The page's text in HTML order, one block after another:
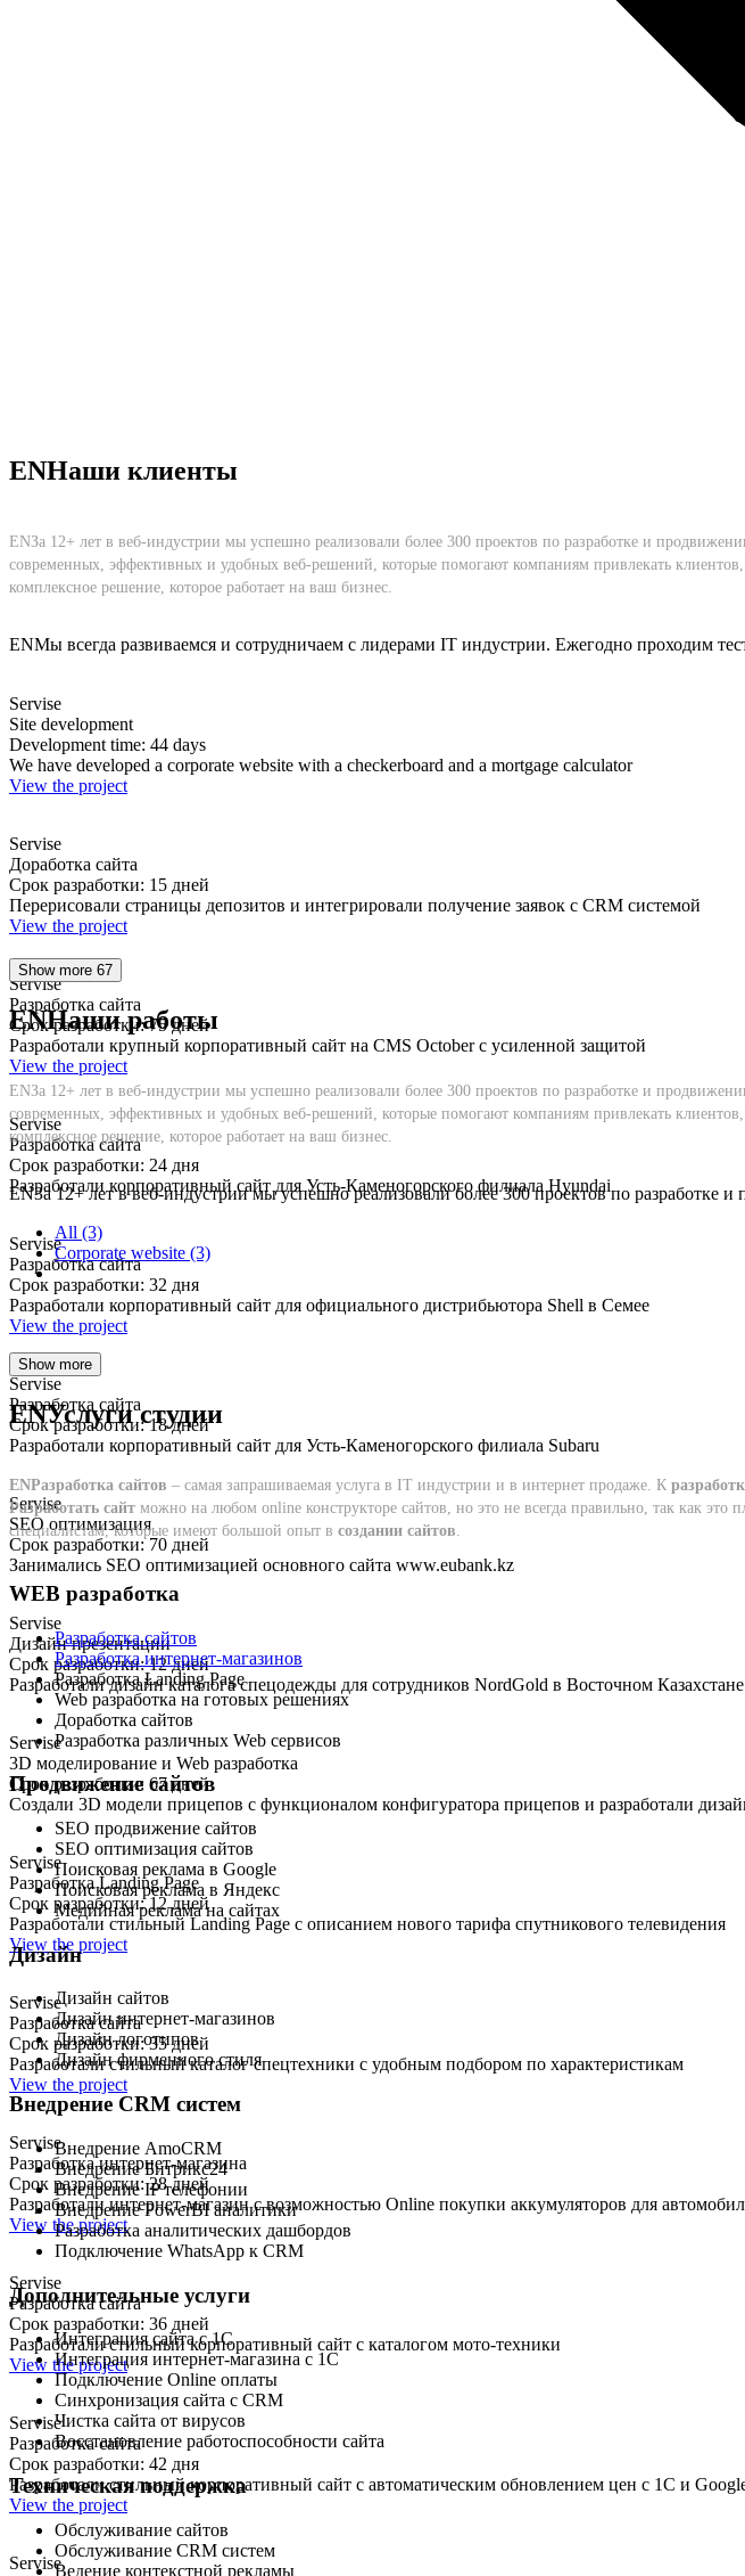
ENНаши клиенты
ENЗа 12+ лет в веб-индустрии мы успешно реализовали более 300 проектов по разработке и
современных, эффективных и удобных веб-решений, которые помогают компаниям привлекать
комплексное решение, которое работает на ваш бизнес.
ENМы всегда развиваемся и сотрудничаем с лидерами IT индустрии. Ежегодно проходим
Servise
Site development
Development time: 44 days
We have developed a corporate website with a checkerboard and a mortgage calculator
View the project
Servise
Доработка сайта
Срок разработки: 15 дней
Перерисовали страницы депозитов и интегрировали получение заявок с CRM системой
View the project
Servise
Разработка сайта
Срок разработки: 75 дней
Разработали крупный корпоративный сайт на CMS October с усиленной защитой
View the project
Servise
Разработка сайта
Срок разработки: 24 дня
Разработали корпоративный сайт для Усть-Каменогорского филиала Hyundai
Servise
Разработка сайта
Срок разработки: 32 дня
Разработали корпоративный сайт для официального дистрибьютора Shell в Семее
View the project
Servise
Разработка сайта
Срок разработки: 18 дней
Разработали корпоративный сайт для Усть-Каменогорского филиала Subaru
Servise
SEO оптимизация
Срок разработки: 70 дней
Занимались SEO оптимизацией основного сайта www.eubank.kz
Servise
Дизайн презентации
Срок разработки: 12 дней
Разработали дизайн каталога спецодежды для сотрудников NordGold в Восточном Казахстане
Servise
3D моделирование и Web разработка
Срок разработки: 67 дней
Создали 3D модели прицепов с функционалом конфигуратора прицепов и разработали
Servise
Разработка Landing Page
Срок разработки: 12 дней
Разработали стильный Landing Page с описанием нового тарифа спутникового телевидения
View the project
Servise
Разработка сайта
Срок разработки: 35 дней
Разработали стильный каталог спецтехники с удобным подбором по характеристикам
View the project
Servise
Разработка интернет-магазина
Срок разработки: 28 дней
Разработали интернет-магазин с возможностью Online покупки аккумуляторов для
View the project
Servise
Разработка сайта
Срок разработки: 36 дней
Разработали стильный корпоративный сайт с каталогом мото-техники
View the project
Servise
Разработка сайта
Срок разработки: 42 дня
Разработали стильный корпоративный сайт с автоматическим обновлением цен с 1С и
View the project
Servise
Show more 67
ENНаши работы
ENЗа 12+ лет в веб-индустрии мы успешно реализовали более 300 проектов по разработке и
современных, эффективных и удобных веб-решений, которые помогают компаниям привлекать
комплексное решение, которое работает на ваш бизнес.
ENЗа 12+ лет в веб-индустрии мы успешно реализовали более 300 проектов по разработке
All (3)
Corporate website (3)
Show more
ENУслуги студии
ENРазработка сайтов – самая запрашиваемая услуга в IT индустрии и в интернет продаже. К
Разработать сайт можно на любом online конструкторе сайтов, но это не всегда правильно, так как это
специалистам, которые имеют большой опыт в создании сайтов.
WEB разработка
Разработка сайтов
Разработка интернет-магазинов
Разработка Landing Page
Web разработка на готовых решениях
Доработка сайтов
Разработка различных Web сервисов
Продвижение сайтов
SEO продвижение сайтов
SEO оптимизация сайтов
Поисковая реклама в Google
Поисковая реклама в Яндекс
Медийная реклама на сайтах
Дизайн
Дизайн сайтов
Дизайн интернет-магазинов
Дизайн логотипов
Дизайн фирменного стиля
Внедрение CRM систем
Внедрение AmoCRM
Внедрение Битрикс24
Внедрение IP телефонии
Внедрение PowerBI аналитики
Разработка аналитических дашбордов
Подключение WhatsApp к CRM
Дополнительные услуги
Интеграция сайта с 1С
Интеграция интернет-магазина с 1С
Подключение Online оплаты
Синхронизация сайта с CRM
Чистка сайта от вирусов
Восстановление работоспособности сайта
Техническая поддержка
Обслуживание сайтов
Обслуживание CRM систем
Ведение контекстной рекламы